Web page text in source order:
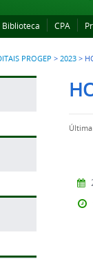
Biblioteca CPA
PROGEP > 2023 >